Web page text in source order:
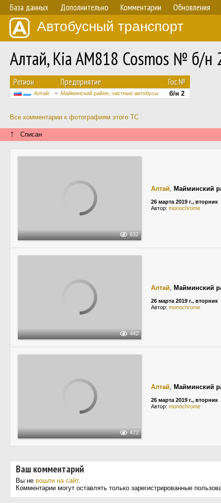
База данных Дополнительно Комментарии Обновления
Автобусный транспорт
Алтай, Kia AM818 Cosmos № б/н
Регион Предприятие Гос.№
Алтай Майминский район, частные автобусы б/н 2
Все комментарии к фотографиям этого ТС
↑ Списан
632
Алтай, Майминский
26 марта 2019 г., вторник
Автор: monochrome
442
Алтай, Майминский
26 марта 2019 г., вторник
Автор: monochrome
472
Алтай, Майминский
26 марта 2019 г., вторник
Автор: monochrome
Ваш комментарий
Вы не вошли на сайт.
Комментарии могут оставлять только зарегистрированные